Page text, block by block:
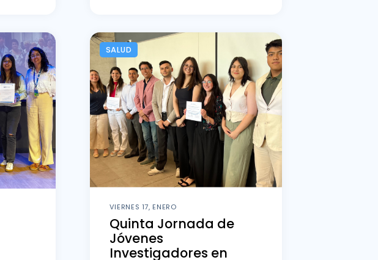
SALUD
VIERNES 17, ENERO
Quinta Jornada de
Jóvenes
Investigadores en